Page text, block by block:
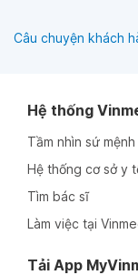
Câu chuyện khách
Hệ thống
Tầm nhìn sứ mệnh
Hệ thống cơ sở y
Tìm bác sĩ
Làm việc tại
Tải App